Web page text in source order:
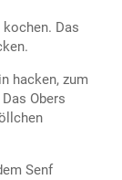
Das
hacken, zum
Obers
Senf